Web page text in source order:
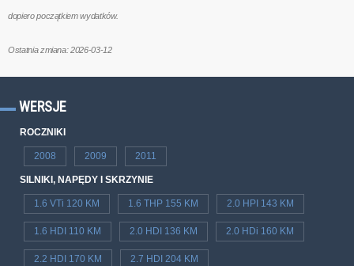
dopiero początkiem wydatków.
Ostatnia zmiana: 2026-03-12
WERSJE
ROCZNIKI
2008 2009 2011
SILNIKI, NAPĘDY I SKRZYNIE
1.6 VTi 120 KM 1.6 THP 155 KM 2.0 HPI 143 KM
1.6 HDI 110 KM 2.0 HDI 136 KM 2.0 HDi 160 KM
2.2 HDI 170 KM 2.7 HDI 204 KM